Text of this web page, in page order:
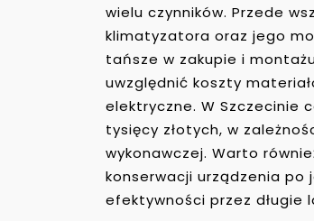
wielu czynników. Przede
klimatyzatora oraz jego
tańsze w zakupie i
uwzględnić koszty
elektryczne. W Szczecinie
tysięcy złotych, w
wykonawczej. Warto
konserwacji urządzenia
efektywności przez długie